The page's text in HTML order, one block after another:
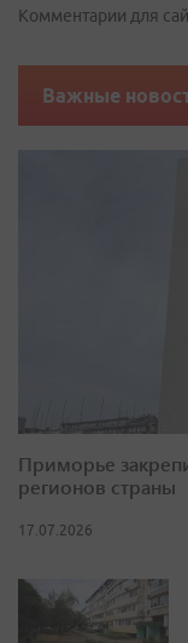
Комментарии для
Важные
Приморье
регионов страны
17.07.2026